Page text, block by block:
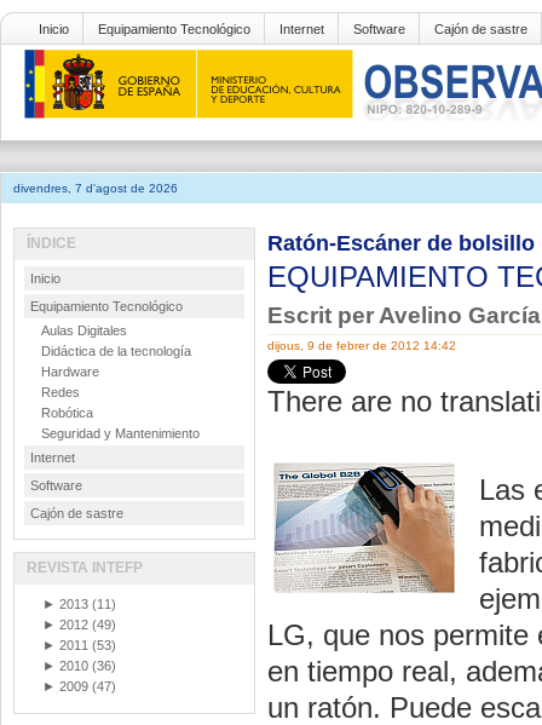
Inicio Equipamiento Tecnológico Internet Software Cajón de sastre
divendres, 7 d'agost de 2026
Ratón-Escáner de bolsillo
EQUIPAMIENTO
Escrit per Avelino
dijous, 9 de febrer de 2012 14:42
There are no
Las
LG, que nos permite
en tiempo real,
un ratón. Puede
ÍNDICE
Inicio
Equipamiento Tecnológico
Aulas Digitales
Didáctica de la tecnología
Hardware
Redes
Robótica
Seguridad y Mantenimiento
Internet
Software
Cajón de sastre
REVISTA INTEFP
► 2013 (11)
► 2012 (49)
► 2011 (53)
► 2010 (36)
► 2009 (47)